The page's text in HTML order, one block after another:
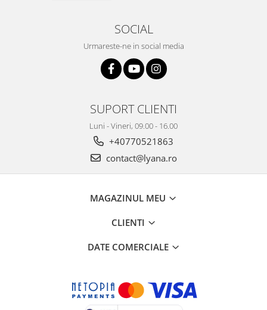
SOCIAL
Urmareste-ne in social media
SUPORT CLIENTI
Luni - Vineri, 09.00 - 16.00
+40770521863
contact@lyana.ro
MAGAZINUL MEU
CLIENTI
DATE COMERCIALE